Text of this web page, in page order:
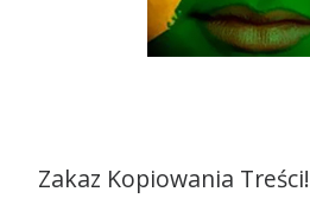
Zakaz Kopiowania Treści!